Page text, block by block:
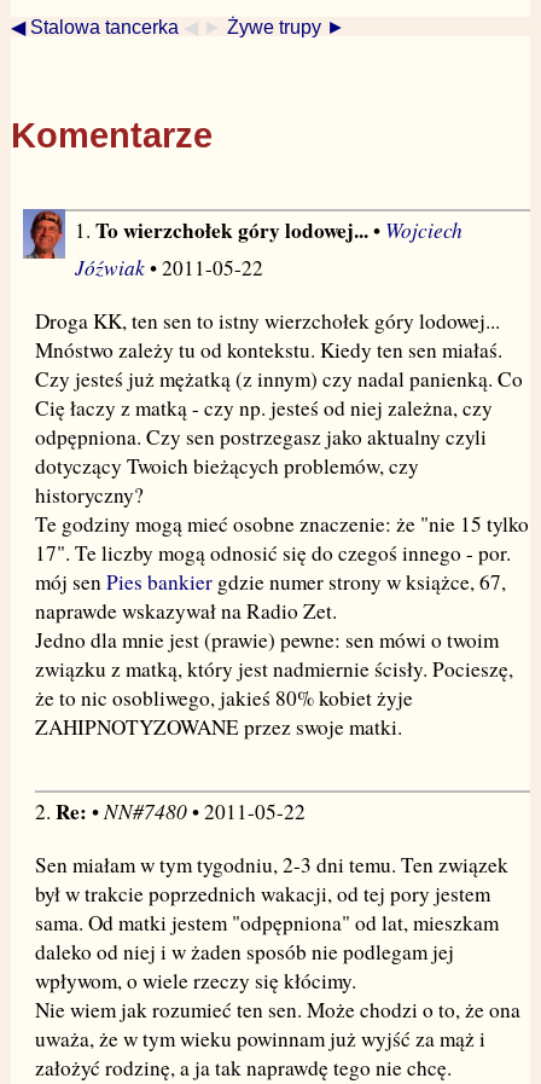
◀ Stalowa tancerka ◀ ► Żywe trupy ►
Komentarze
1. To wierzchołek góry lodowej...• Wojciech
Jóźwiak• 2011-05-22
Droga KK, ten sen to istny wierzchołek góry lodowej...
Mnóstwo zależy tu od kontekstu. Kiedy ten sen miałaś.
Czy jesteś już mężatką (z innym) czy nadal panienką. Co
Cię łaczy z matką - czy np. jesteś od niej zależna, czy
odpępniona. Czy sen postrzegasz jako aktualny czyli
dotyczący Twoich bieżących problemów, czy
historyczny?
Te godziny mogą mieć osobne znaczenie: że "nie 15 tylko
17". Te liczby mogą odnosić się do czegoś innego - por.
mój senPies bankiergdzie numer strony w książce, 67,
naprawde wskazywał na Radio Zet.
Jedno dla mnie jest (prawie) pewne: sen mówi o twoim
związku z matką, który jest nadmiernie ścisły. Pocieszę,
że to nic osobliwego, jakieś 80% kobiet żyje
ZAHIPNOTYZOWANE przez swoje matki.
2. Re: •NN#7480• 2011-05-22
Sen miałam w tym tygodniu, 2-3 dni temu. Ten związek
był w trakcie poprzednich wakacji, od tej pory jestem
sama. Od matki jestem "odpępniona" od lat, mieszkam
daleko od niej i w żaden sposób nie podlegam jej
wpływom, o wiele rzeczy się kłócimy.
Nie wiem jak rozumieć ten sen. Może chodzi o to, że ona
uważa, że w tym wieku powinnam już wyjść za mąż i
założyć rodzinę, a ja tak naprawdę tego nie chcę.